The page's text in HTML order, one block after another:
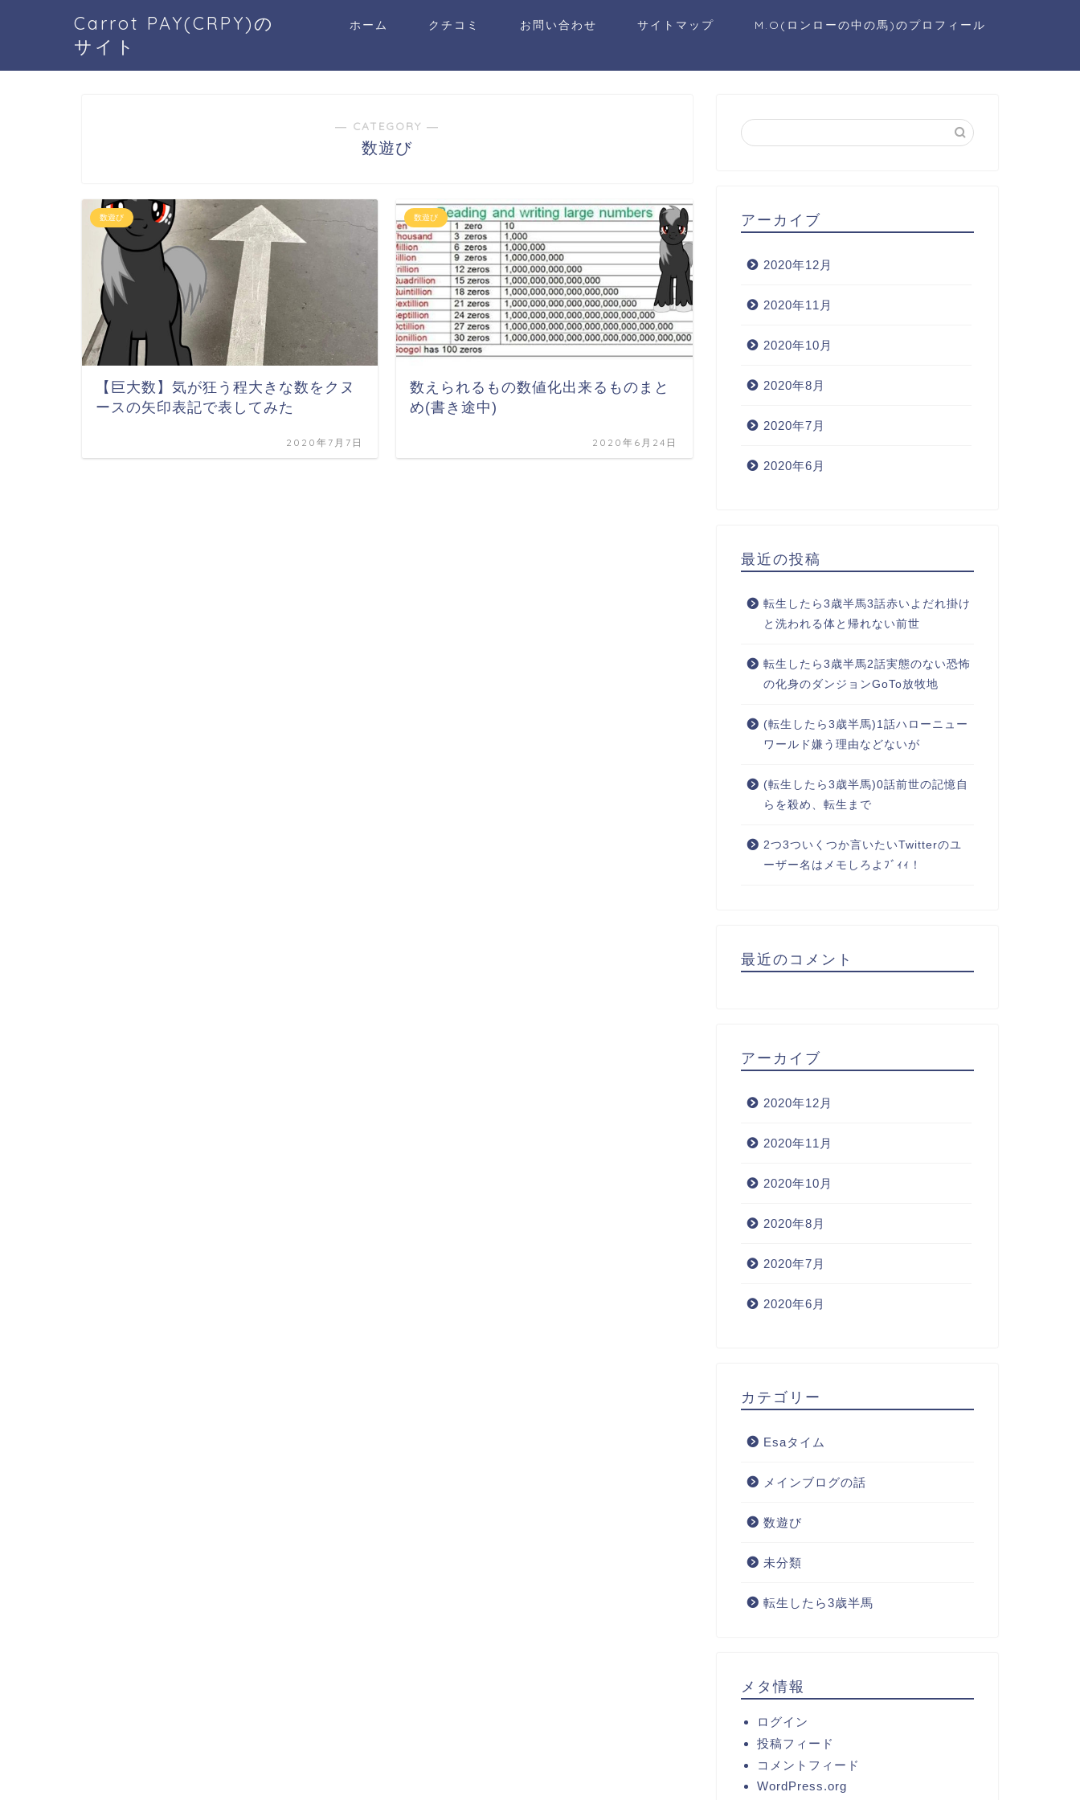
Carrot PAY(CRPY)の
サイト
ホーム クチコミ お問い合わせ サイトマップ M.O(ロンローの中の馬)のプロフィール
― CATEGORY ―
数遊び
数遊び
【巨大数】気が狂う程大きな数をクヌ
ースの矢印表記で表してみた
2020年7月7日
数遊び
数えられるもの数値化出来るものまと
め(書き途中)
2020年6月24日
アーカイブ
2020年12月
2020年11月
2020年10月
2020年8月
2020年7月
2020年6月
最近の投稿
転生したら3歳半馬3話赤いよだれ掛け
と洗われる体と帰れない前世
転生したら3歳半馬2話実態のない恐怖
の化身のダンジョンGoTo放牧地
(転生したら3歳半馬)1話ハローニュー
ワールド嫌う理由などないが
(転生したら3歳半馬)0話前世の記憶自
らを殺め、転生まで
2つ3ついくつか言いたいTwitterのユ
ーザー名はメモしろよﾌﾞｨｨ！
最近のコメント
アーカイブ
2020年12月
2020年11月
2020年10月
2020年8月
2020年7月
2020年6月
カテゴリー
Esaタイム
メインブログの話
数遊び
未分類
転生したら3歳半馬
メタ情報
ログイン
投稿フィード
コメントフィード
WordPress.org